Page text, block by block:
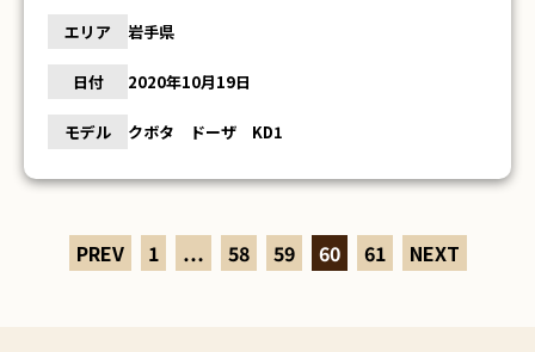
エリア 岩手県
日付 2020年10月19日
モデル クボタ ドーザ KD1
PREV 1 … 58 59 60 61 NEXT